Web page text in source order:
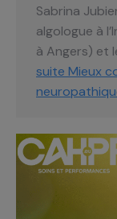
Sabrina
algologue à
à Angers) et
suite Mieux